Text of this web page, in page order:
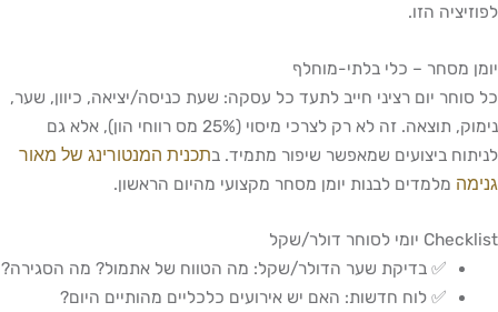
לפוזיציה הזו.
יומן מסחר – כלי בלתי-מוחלף
כל סוחר יום רציני חייב לתעד כל עסקה: שעת כניסה/יציאה, כיוון, שער,
נימוק, תוצאה. זה לא רק לצרכי מיסוי (25% מס רווחי הון), אלא גם
לניתוח ביצועים שמאפשר שיפור מתמיד. בתכנית המנטורינג של מאור
גנימה מלמדים לבנות יומן מסחר מקצועי מהיום הראשון.
Checklist יומי לסוחר דולר/שקל
✅ בדיקת שער הדולר/שקל: מה הטווח של אתמול? מה הסגירה?
✅ לוח חדשות: האם יש אירועים כלכליים מהותיים היום?